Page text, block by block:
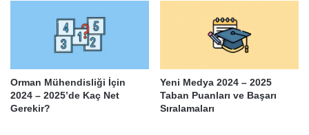
Orman Mühendisliği İçin
2024 – 2025’de Kaç Net
Gerekir?
Yeni Medya 2024 – 2025
Taban Puanları ve Başarı
Sıralamaları